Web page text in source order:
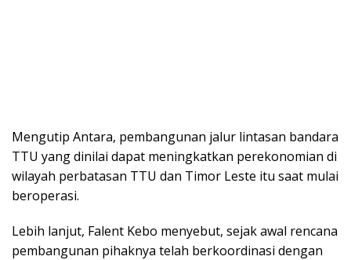
Mengutip Antara, pembangunan jalur lintasan bandara
TTU yang dinilai dapat meningkatkan perekonomian di
wilayah perbatasan TTU dan Timor Leste itu saat mulai
beroperasi.
Lebih lanjut, Falent Kebo menyebut, sejak awal rencana
pembangunan pihaknya telah berkoordinasi dengan